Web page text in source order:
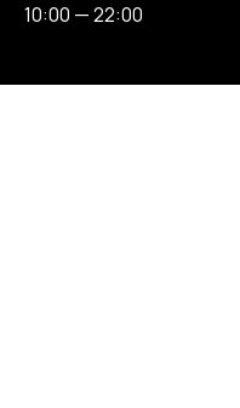
10:00 — 22:00